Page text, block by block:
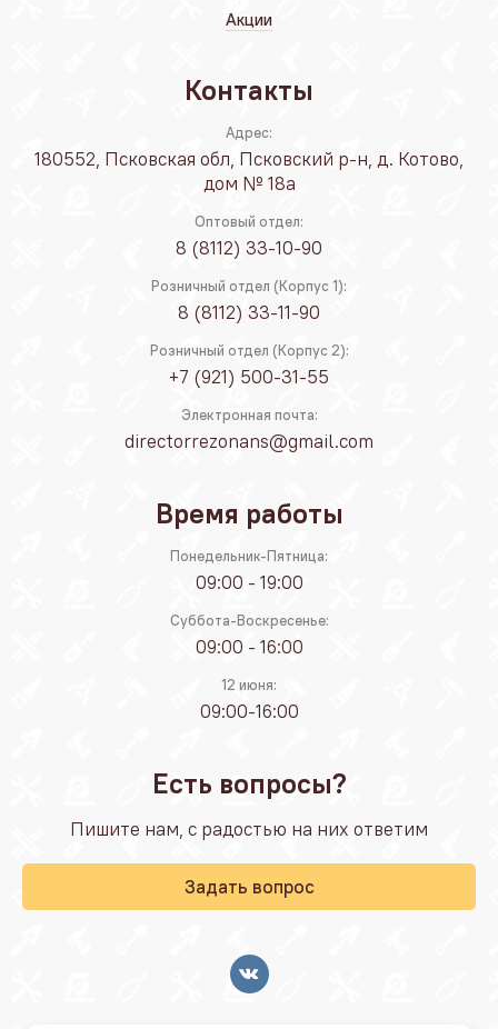
Акции
Контакты
Адрес:
180552, Псковская обл, Псковский р-н, д. Котово,
дом № 18а
Оптовый отдел:
8 (8112) 33-10-90
Розничный отдел (Корпус 1):
8 (8112) 33-11-90
Розничный отдел (Корпус 2):
+7 (921) 500-31-55
Электронная почта:
directorrezonans@gmail.com
Время работы
Понедельник-Пятница:
09:00 - 19:00
Суббота-Воскресенье:
09:00 - 16:00
12 июня:
09:00-16:00
Есть вопросы?
Пишите нам, с радостью на них ответим
Задать вопрос